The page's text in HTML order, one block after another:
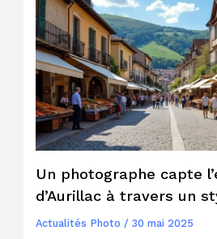
Un photographe capte
d’Aurillac à travers un
Actualités Photo / 30 mai 2025